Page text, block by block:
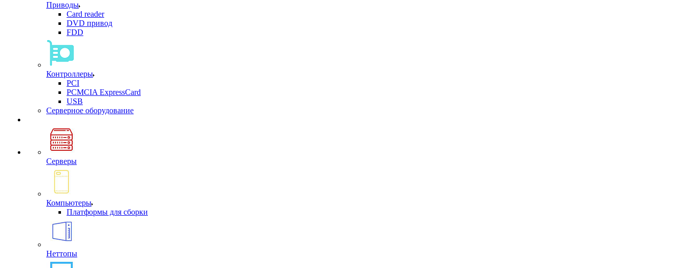
Приводы
Card reader
DVD привод
FDD
Контроллеры
PCI
PCMCIA ExpressCard
USB
Cерверное оборудование
Серверы
Компьютеры
Платформы для сборки
Неттопы